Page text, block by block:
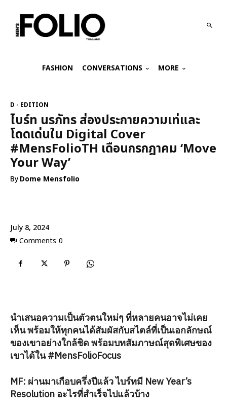
FASHION CONVERSATIONS MORE
July 8, 2024
Comments 0
D - EDITION
ไบร์ท นรภัทร ส่องประกายความเท่และ
โดดเด่นใน Digital Cover
#MensFolioTH เดือนกรกฎาคม ‘Move
Your Way’
ByDome Mensfolio
นำเสนอความเป็นตัวตนใหม่ๆ ที่หลายคนอาจไม่เคย
เห็น พร้อมให้ทุกคนได้สัมผัสกับสไตล์ที่เป็นเอกลักษณ์
ของเขาอย่างใกล้ชิด พร้อมบทสัมภาษณ์สุดพิเศษของ
เขาได้ใน #MensFolioFocus
MF: ผ่านมาเกือบครึ่งปีแล้ว ไบร์ทมี New Year’s
Resolution อะไรที่สำเร็จไปแล้วบ้าง